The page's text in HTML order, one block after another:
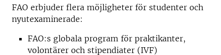
FAO erbjuder flera möjligheter för studenter och
nyutexaminerade:
FAO:s globala program för praktikanter,
volontärer och stipendiater (IVF)